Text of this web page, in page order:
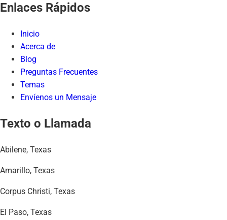
Enlaces Rápidos
Inicio
Acerca de
Blog
Preguntas Frecuentes
Temas
Envíenos un Mensaje
Texto o Llamada
Abilene, Texas
Amarillo, Texas
Corpus Christi, Texas
El Paso, Texas